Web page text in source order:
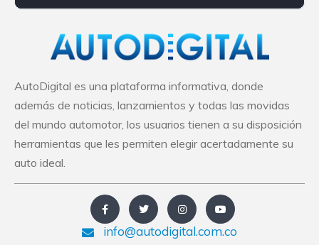
AutoDigital es una plataforma informativa, donde
además de noticias, lanzamientos y todas las movidas
del mundo automotor, los usuarios tienen a su disposición
herramientas que les permiten elegir acertadamente su
auto ideal.
info@autodigital.com.co